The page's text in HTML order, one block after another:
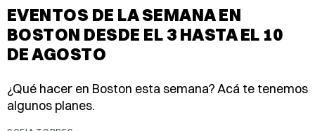
EVENTOS DE LA SEMANA EN
BOSTON DESDE EL 3 HASTA EL 10
DE AGOSTO
¿Qué hacer en Boston esta semana? Acá te tenemos
algunos planes.